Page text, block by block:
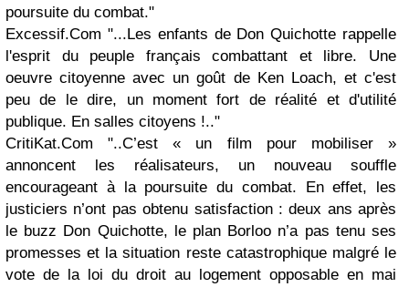
poursuite du combat."
Excessif.Com "...Les enfants de Don Quichotte rappelle
l'esprit du peuple français combattant et libre. Une
oeuvre citoyenne avec un goût de Ken Loach, et c'est
peu de le dire, un moment fort de réalité et d'utilité
publique. En salles citoyens !.."
CritiKat.Com "..C’est « un film pour mobiliser»
annoncent les réalisateurs, un nouveau souffle
encourageant à la poursuite du combat. En effet, les
justiciers n’ont pas obtenu satisfaction :deux ans après
le buzz Don Quichotte, le plan Borloo n’a pas tenu ses
promesses et la situation reste catastrophique malgré le
vote de la loi du droit au logement opposable en mai